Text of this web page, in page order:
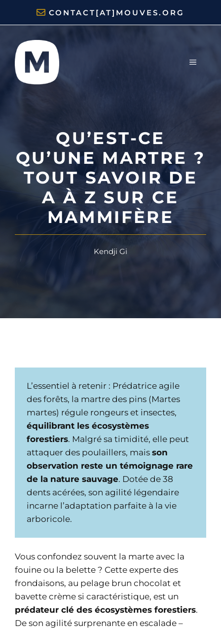
CONTACT[AT]MOUVES.ORG
MENU
QU’EST-CE
QU’UNE MARTRE ?
TOUT SAVOIR DE
A À Z SUR CE
MAMMIFÈRE
Kendji Gi
L’essentiel à retenir : Prédatrice agile
des forêts, la martre des pins (Martes
martes) régule rongeurs et insectes,
équilibrant les écosystèmes
forestiers. Malgré sa timidité, elle peut
attaquer des poulaillers, mais son
observation reste un témoignage rare
de la nature sauvage. Dotée de 38
dents acérées, son agilité légendaire
incarne l’adaptation parfaite à la vie
arboricole.
Vous confondez souvent la marte avec la
fouine ou la belette ? Cette experte des
frondaisons, au pelage brun chocolat et
bavette crème si caractéristique, est un
prédateur clé des écosystèmes forestiers.
De son agilité surprenante en escalade –